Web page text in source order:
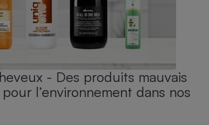
- Des produits mauvais
l’environnement dans nos